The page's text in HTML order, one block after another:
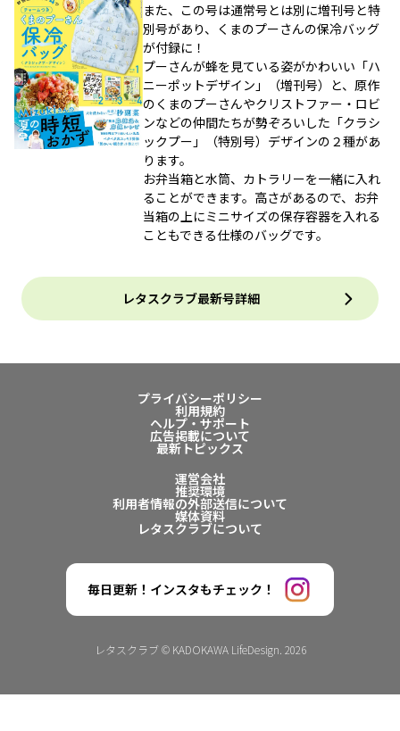
また、この号は通常号とは別に増刊号と特
別号があり、くまのプーさんの保冷バッグ
が付録に！
プーさんが蜂を見ている姿がかわいい「ハ
ニーポットデザイン」（増刊号）と、原作
のくまのプーさんやクリストファー・ロビ
ンなどの仲間たちが勢ぞろいした「クラシ
ックプー」（特別号）デザインの２種があ
ります。
お弁当箱と水筒、カトラリーを一緒に入れ
ることができます。高さがあるので、お弁
当箱の上にミニサイズの保存容器を入れる
こともできる仕様のバッグです。
レタスクラブ最新号詳細
プライバシーポリシー
利用規約
ヘルプ・サポート
広告掲載について
最新トピックス
運営会社
推奨環境
利用者情報の外部送信について
媒体資料
レタスクラブについて
毎日更新！インスタもチェック！
レタスクラブ © KADOKAWA LifeDesign. 2026